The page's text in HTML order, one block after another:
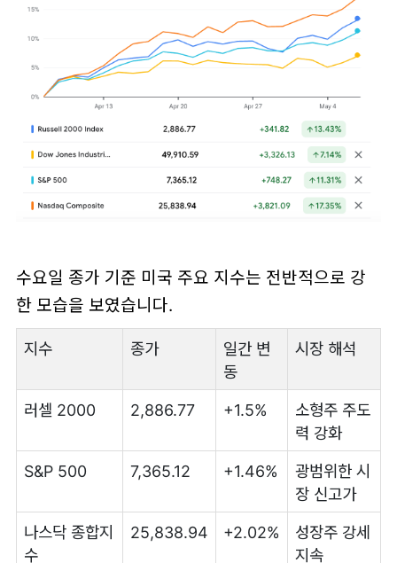
수요일 종가 기준 미국 주요 지수는 전반적으로 강
한 모습을 보였습니다.
지수 종가
일간 변
동
시장 해석
러셀 2000 2,886.77 +1.5%
소형주 주도
력 강화
S&P 500 7,365.12 +1.46%
광범위한 시
장 신고가
나스닥 종합지
수
25,838.94 +2.02%
성장주 강세
지속